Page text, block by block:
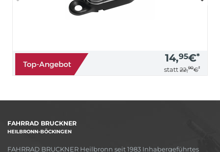
14,95€*
statt 22,90€*
FAHRRAD BRUCKNER
HEILBRONN-BÖCKINGEN
FAHRRAD BRUCKNER Heilbronn seit 1983 Inhabergeführtes